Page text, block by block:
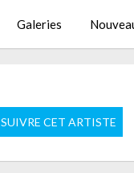
Galeries
SUIVRE CET ARTISTE